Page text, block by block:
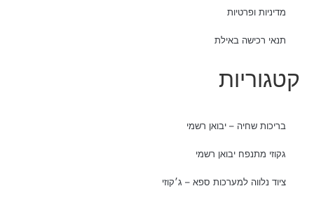
מדיניות ופרטיות
תנאי רכישה באילת
קטגוריות
בריכות שחיה – יבואן רשמי
גקוזי מתנפח יבואן רשמי
ציוד נלווה למערכות ספא – ג׳קוזי